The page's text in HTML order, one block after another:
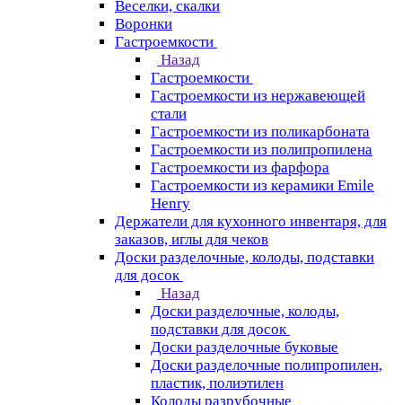
Веселки, скалки
Воронки
Гастроемкости
Назад
Гастроемкости
Гастроемкости из нержавеющей
стали
Гастроемкости из поликарбоната
Гастроемкости из полипропилена
Гастроемкости из фарфора
Гастроемкости из керамики Emile
Henry
Держатели для кухонного инвентаря, для
заказов, иглы для чеков
Доски разделочные, колоды, подставки
для досок
Назад
Доски разделочные, колоды,
подставки для досок
Доски разделочные буковые
Доски разделочные полипропилен,
пластик, полиэтилен
Колоды разрубочные